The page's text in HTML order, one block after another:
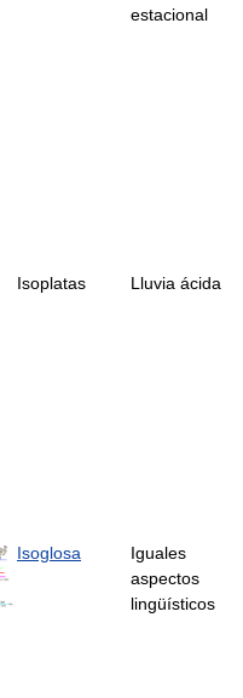
estacional
Isoplatas Lluvia ácida
Isoglosa
Iguales
aspectos
lingüísticos